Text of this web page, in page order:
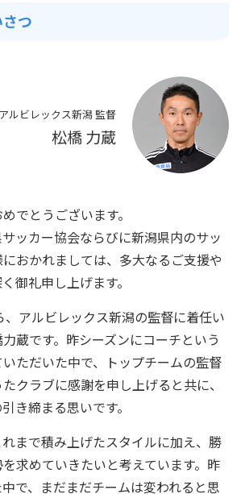
つ
アルビレックス新潟 監督
松橋 力蔵
でとうございます。
ッカー協会ならびに新潟県内のサッ
おかれましては、多大なるご支援や
御礼申し上げます。
、アルビレックス新潟の監督に着任い
蔵です。昨シーズンにコーチという
ただいた中で、トップチームの監督
クラブに感謝を申し上げると共に、
き締まる思いです。
まで積み上げたスタイルに加え、勝
求めていきたいと考えています。昨
で、まだまだチームは変われると思